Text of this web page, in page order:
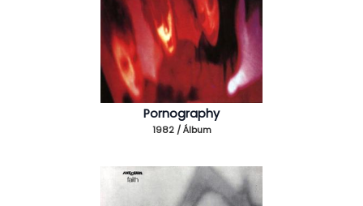
Pornography
1982 / Álbum